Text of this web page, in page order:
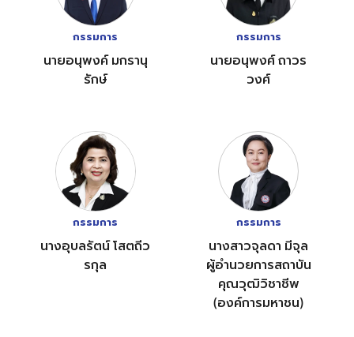
กรรมการ
นายอนุพงค์ มกรานุ
รักษ์
กรรมการ
นายอนุพงศ์ ถาวร
วงศ์
กรรมการ
นางอุบลรัตน์ โสตถีว
รกุล
กรรมการ
นางสาวจุลดา มีจุล
ผู้อำนวยการสถาบัน
คุณวุฒิวิชาชีพ
(องค์การมหาชน)